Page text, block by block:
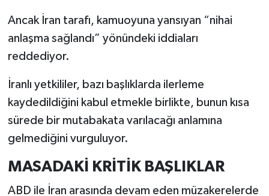
Ancak İran tarafı, kamuoyuna yansıyan “nihai
anlaşma sağlandı” yönündeki iddiaları
reddediyor.
İranlı yetkililer, bazı başlıklarda ilerleme
kaydedildiğini kabul etmekle birlikte, bunun kısa
sürede bir mutabakata varılacağı anlamına
gelmediğini vurguluyor.
MASADAKİ KRİTİK BAŞLIKLAR
ABD ile İran arasında devam eden müzakerelerde